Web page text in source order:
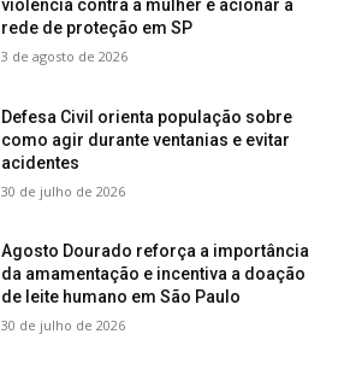
violência contra a mulher e acionar a
rede de proteção em SP
3 de agosto de 2026
Defesa Civil orienta população sobre
como agir durante ventanias e evitar
acidentes
30 de julho de 2026
Agosto Dourado reforça a importância
da amamentação e incentiva a doação
de leite humano em São Paulo
30 de julho de 2026